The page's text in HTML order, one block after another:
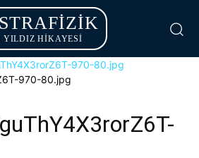
YILDIZ HİKAYESİ
970-80.jpg
970-80.jpg